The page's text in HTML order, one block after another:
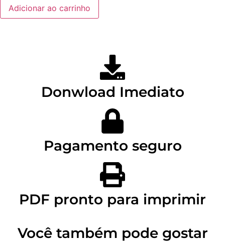
Adicionar ao carrinho
Donwload Imediato
Pagamento seguro
PDF pronto para imprimir
Você também pode gostar